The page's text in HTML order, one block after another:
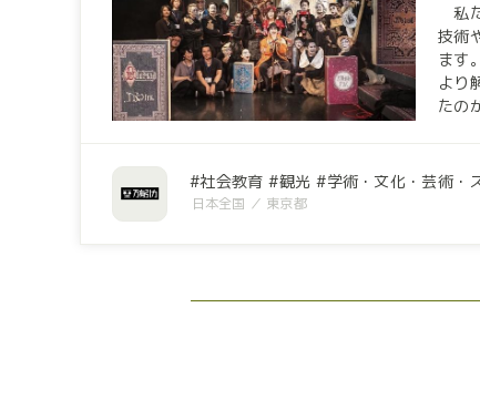
私
技術
ます
より
たの
のナ
た
社会教育 観光 学術・文化・芸術・
日本全国 東京都